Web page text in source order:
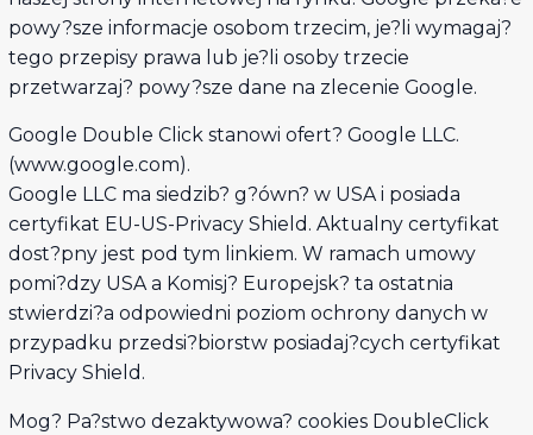
powy?sze informacje osobom trzecim, je?li wymagaj?
tego przepisy prawa lub je?li osoby trzecie
przetwarzaj? powy?sze dane na zlecenie Google.
Google Double Click stanowi ofert? Google LLC.
(www.google.com).
Google LLC ma siedzib? g?ówn? w USA i posiada
certyfikat EU-US-Privacy Shield. Aktualny certyfikat
dost?pny jest pod tym linkiem. W ramach umowy
pomi?dzy USA a Komisj? Europejsk? ta ostatnia
stwierdzi?a odpowiedni poziom ochrony danych w
przypadku przedsi?biorstw posiadaj?cych certyfikat
Privacy Shield.
Mog? Pa?stwo dezaktywowa? cookies DoubleClick